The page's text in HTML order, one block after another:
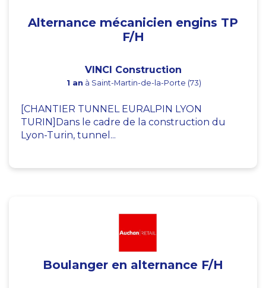
Alternance mécanicien engins TP
F/H
VINCI Construction
1 an à Saint-Martin-de-la-Porte (73)
[CHANTIER TUNNEL EURALPIN LYON
TURIN]Dans le cadre de la construction du
Lyon-Turin, tunnel...
Boulanger en alternance F/H